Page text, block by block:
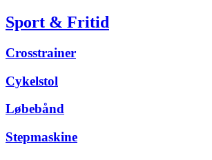
Sport & Fritid
Crosstrainer
Cykelstol
Løbebånd
Stepmaskine